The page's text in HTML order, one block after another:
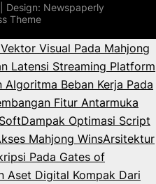
| Design: Newspaperly
Theme
Visual Pada Mahjong
Latensi Streaming Platform
Algoritma Beban Kerja Pada
Fitur Antarmuka
Dampak Optimasi Script
Mahjong WinsArsitektur
Pada Gates of
Aset Digital Kompak Dari